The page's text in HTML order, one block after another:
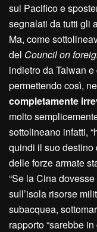
sul Pacifico e
segnalati da tutti gli
Ma, come
del Council on
indietro da Taiwan
permettendo così,
completamente
molto
sottolineano infatti,
quindi il suo destino
delle forze armate
“Se la Cina
sull’isola risorse
subacquea,
rapporto “sarebbe